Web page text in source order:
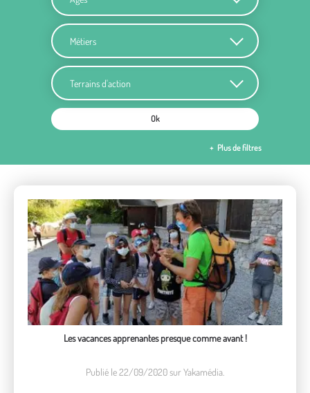
Métiers
Terrains d'action
Ok
Plus de filtres
Les vacances apprenantes presque comme avant !
Publié le 22/09/2020 sur Yakamédia.